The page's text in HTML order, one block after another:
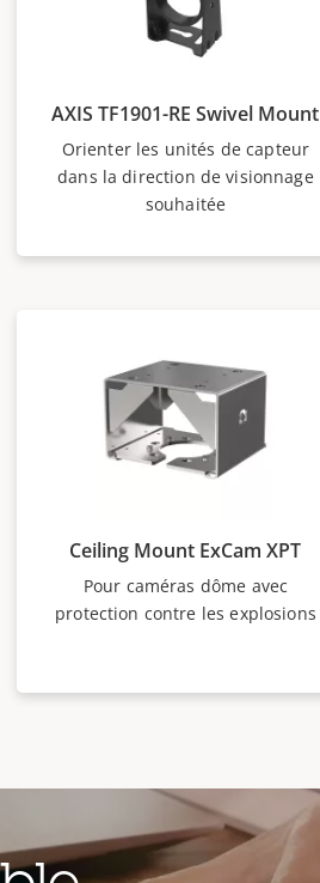
AXIS TF1901-RE Swivel Mount
Orienter les unités de capteur
dans la direction de visionnage
souhaitée
Ceiling Mount ExCam XPT
Pour caméras dôme avec
protection contre les explosions